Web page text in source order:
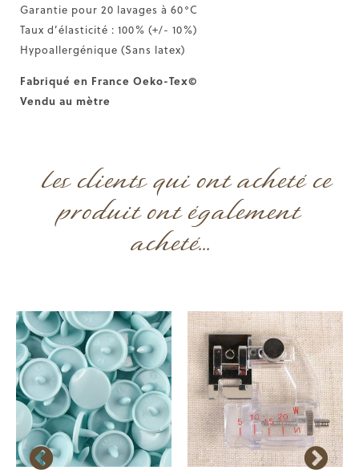
Garantie pour 20 lavages à 60°C
Taux d’élasticité : 100% (+/- 10%)
Hypoallergénique (Sans latex)
Fabriqué en France Oeko-Tex©
Vendu au mètre
Les clients qui ont acheté ce
produit ont également
acheté...